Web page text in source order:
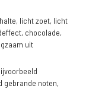
licht zoet, licht
chocolade,
uit
gebrande noten,